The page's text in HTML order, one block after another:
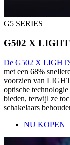
G5 SERIES
G502 X
De G502 X
met een 68%
voorzien van
optische
bieden, terwijl ze
schakelaars
NU KOPEN